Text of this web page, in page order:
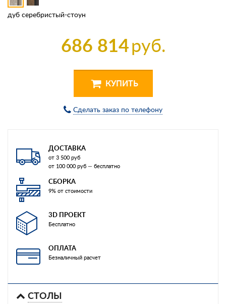
дуб серебристый-стоун
686 814руб.
КУПИТЬ
Сделать заказ по телефону
ДОСТАВКА
от 3 500 руб
от 100 000 руб — бесплатно
СБОРКА
9% от стоимости
3D ПРОЕКТ
Бесплатно
ОПЛАТА
Безналичный расчет
СТОЛЫ